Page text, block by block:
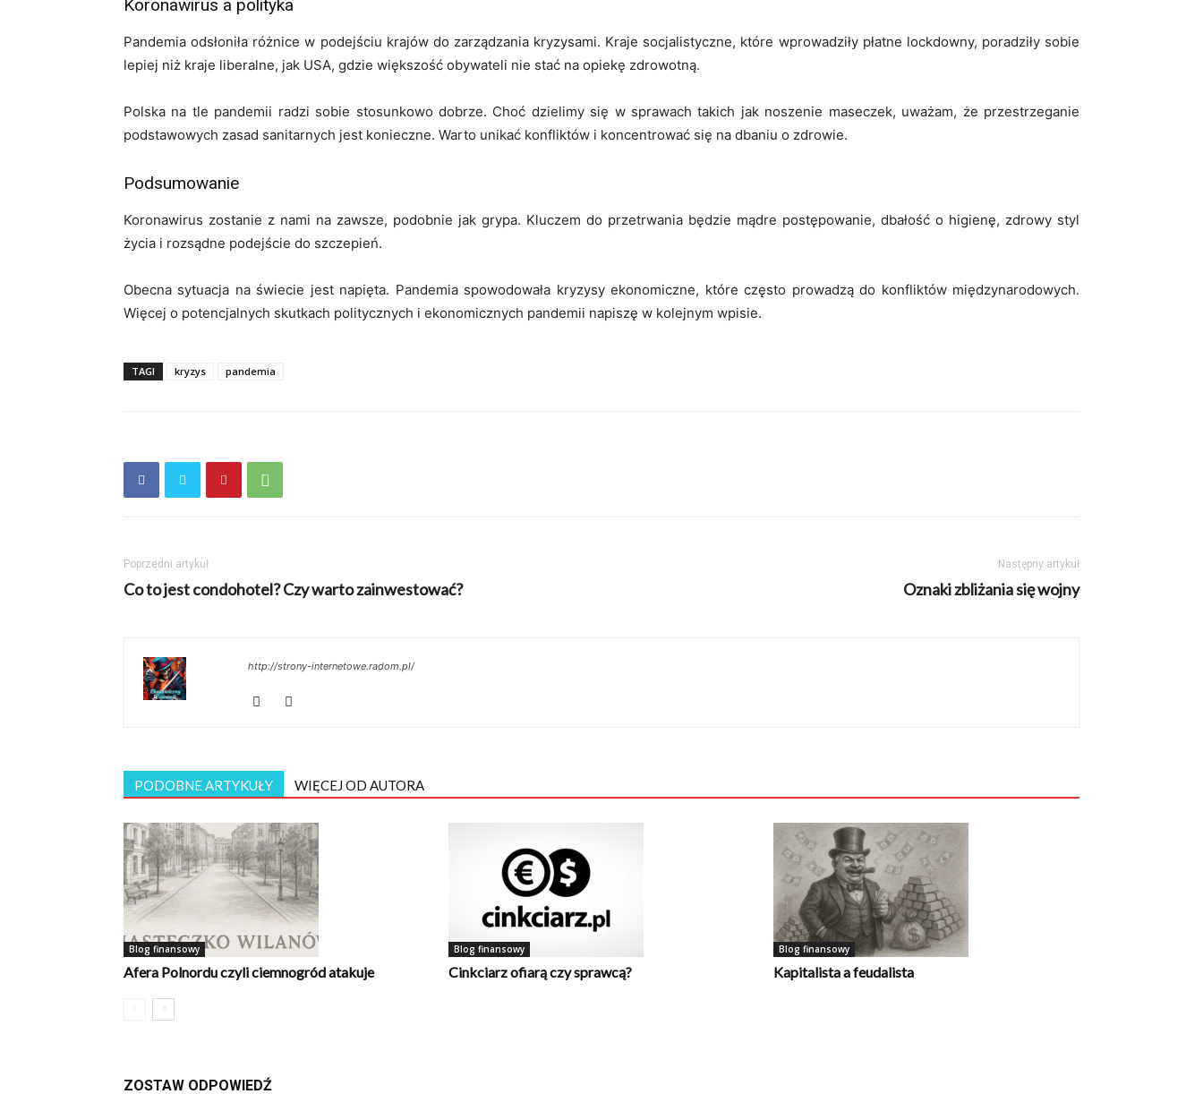
Koronawirus a polityka
Pandemia odsłoniła różnice w podejściu krajów do zarządzania kryzysami. Kraje socjalistyczne, które wprowadziły płatne lockdowny, poradziły sobie
lepiej niż kraje liberalne, jak USA, gdzie większość obywateli nie stać na opiekę zdrowotną.
Polska na tle pandemii radzi sobie stosunkowo dobrze. Choć dzielimy się w sprawach takich jak noszenie maseczek, uważam, że przestrzeganie
podstawowych zasad sanitarnych jest konieczne. Warto unikać konfliktów i koncentrować się na dbaniu o zdrowie.
Podsumowanie
Koronawirus zostanie z nami na zawsze, podobnie jak grypa. Kluczem do przetrwania będzie mądre postępowanie, dbałość o higienę, zdrowy styl
życia i rozsądne podejście do szczepień.
Obecna sytuacja na świecie jest napięta. Pandemia spowodowała kryzysy ekonomiczne, które często prowadzą do konfliktów międzynarodowych.
Więcej o potencjalnych skutkach politycznych i ekonomicznych pandemii napiszę w kolejnym wpisie.
TAGI kryzys pandemia
Poprzedni artykuł
Co to jest condohotel? Czy warto zainwestować?
Następny artykuł
Oznaki zbliżania się wojny
http://strony-internetowe.radom.pl/
PODOBNE ARTYKUŁY WIĘCEJ OD AUTORA
Blog finansowy
Afera Polnordu czyli ciemnogród atakuje
Blog finansowy
Cinkciarz ofiarą czy sprawcą?
Blog finansowy
Kapitalista a feudalista
ZOSTAW ODPOWIEDŹ